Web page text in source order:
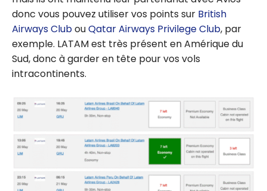
donc vous pouvez utiliser vos points sur British
Airways ClubouQatar Airways Privilege Club, par
exemple. LATAM est très présent en Amérique du
Sud, donc à garder en tête pour vos vols
intracontinents.